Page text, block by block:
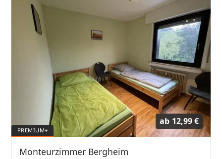
ab 12,99 €
Monteurzimmer Bergheim